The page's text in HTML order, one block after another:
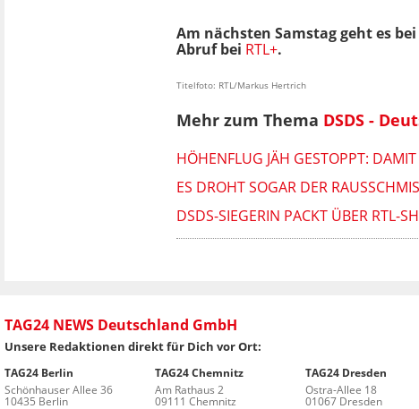
Am nächsten Samstag geht es
Abruf bei RTL+.
Titelfoto: RTL/Markus Hertrich
Mehr zum Thema DSDS -
HÖHENFLUG JÄH GESTOPPT:
ES DROHT SOGAR DER
DSDS-SIEGERIN PACKT ÜBER RTL-
TAG24 NEWS Deutschland GmbH
Unsere Redaktionen direkt für Dich vor Ort:
TAG24 Berlin
Schönhauser Allee 36
10435 Berlin
TAG24 Chemnitz
Am Rathaus 2
09111 Chemnitz
TAG24 Dresden
Ostra-Allee 18
01067 Dresden